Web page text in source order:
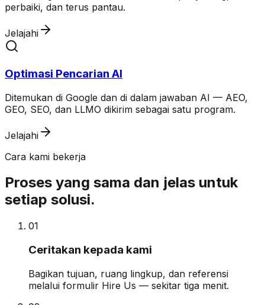
perbaiki, dan terus pantau.
Jelajahi
Optimasi Pencarian AI
Ditemukan di Google dan di dalam jawaban AI — AEO,
GEO, SEO, dan LLMO dikirim sebagai satu program.
Jelajahi
Cara kami bekerja
Proses yang sama dan jelas untuk
setiap solusi.
01
Ceritakan kepada kami
Bagikan tujuan, ruang lingkup, dan referensi
melalui formulir Hire Us — sekitar tiga menit.